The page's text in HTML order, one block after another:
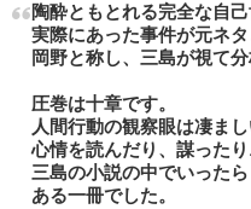
陶酔ともとれる完全な自
実際にあった事件が元ネタ
岡野と称し、三島が視て
圧巻は十章です。
人間行動の観察眼は凄まし
心情を読んだり、謀った
三島の小説の中でいった
ある一冊でした。